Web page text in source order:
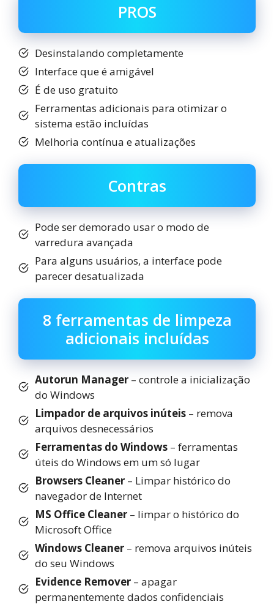
PROS
Desinstalando completamente
Interface que é amigável
É de uso gratuito
Ferramentas adicionais para otimizar o
sistema estão incluídas
Melhoria contínua e atualizações
Contras
Pode ser demorado usar o modo de
varredura avançada
Para alguns usuários, a interface pode
parecer desatualizada
8 ferramentas de limpeza
adicionais incluídas
Autorun Manager – controle a inicialização
do Windows
Limpador de arquivos inúteis – remova
arquivos desnecessários
Ferramentas do Windows – ferramentas
úteis do Windows em um só lugar
Browsers Cleaner – Limpar histórico do
navegador de Internet
MS Office Cleaner – limpar o histórico do
Microsoft Office
Windows Cleaner – remova arquivos inúteis
do seu Windows
Evidence Remover – apagar
permanentemente dados confidenciais